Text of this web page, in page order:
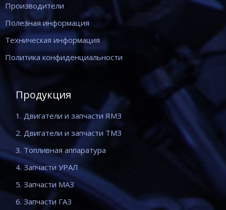
Производители
Полезная информация
Техническая информация
Политика конфиденциальности
Продукция
1. Двигатели и запчасти ЯМЗ
2. Двигатели и запчасти ТМЗ
3. Топливная аппаратура
4. Запчасти УРАЛ
5. Запчасти МАЗ
6. Запчасти ГАЗ